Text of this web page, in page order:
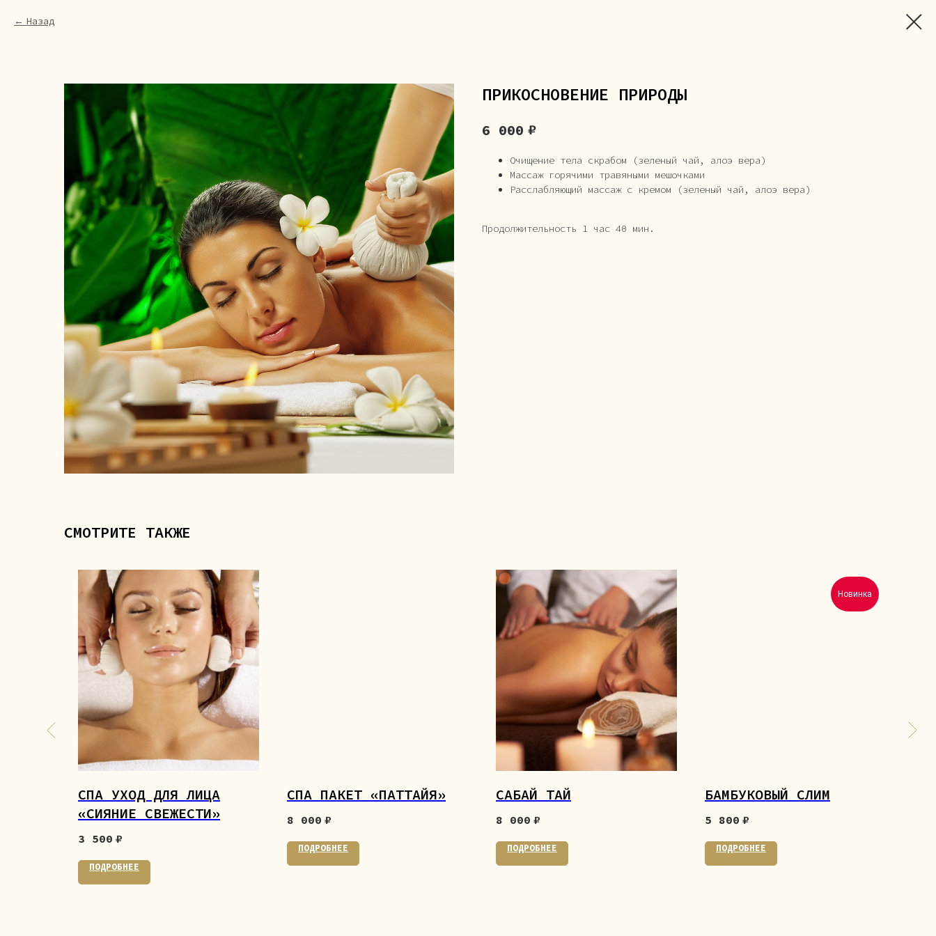
Назад
ПРИКОСНОВЕНИЕ ПРИРОДЫ
6 000 ₽
Очищение тела скрабом (зеленый чай, алоэ вера)
Массаж горячими травяными мешочками
Расслабляющий массаж с кремом (зеленый чай, алоэ вера)
Продолжительность 1 час 40 мин.
СМОТРИТЕ ТАКЖЕ
СПА УХОД ДЛЯ ЛИЦА
«СИЯНИЕ СВЕЖЕСТИ»
3 500 ₽
ПОДРОБНЕЕ
СПА ПАКЕТ «ПАТТАЙЯ»
8 000 ₽
ПОДРОБНЕЕ
САБАЙ ТАЙ
8 000 ₽
ПОДРОБНЕЕ
Новинка
БАМБУКОВЫЙ СЛИМ
5 800 ₽
ПОДРОБНЕЕ